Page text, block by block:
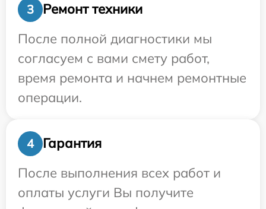
3
Ремонт техники
После полной диагностики мы
согласуем с вами смету работ,
время ремонта и начнем ремонтные
операции.
4
Гарантия
После выполнения всех работ и
оплаты услуги Вы получите